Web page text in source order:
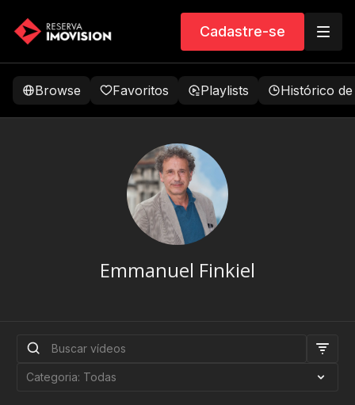
Cadastre-se
Browse Favoritos Playlists Histórico
Emmanuel Finkiel